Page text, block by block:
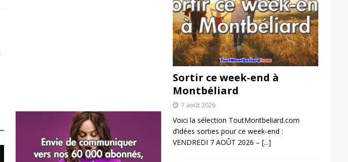
Sortir ce week-end à
Montbéliard
7 août 2026
Voici la sélection ToutMontbeliard.com
d’idées sorties pour ce week-end :
VENDREDI 7 AOÛT 2026 – [...]